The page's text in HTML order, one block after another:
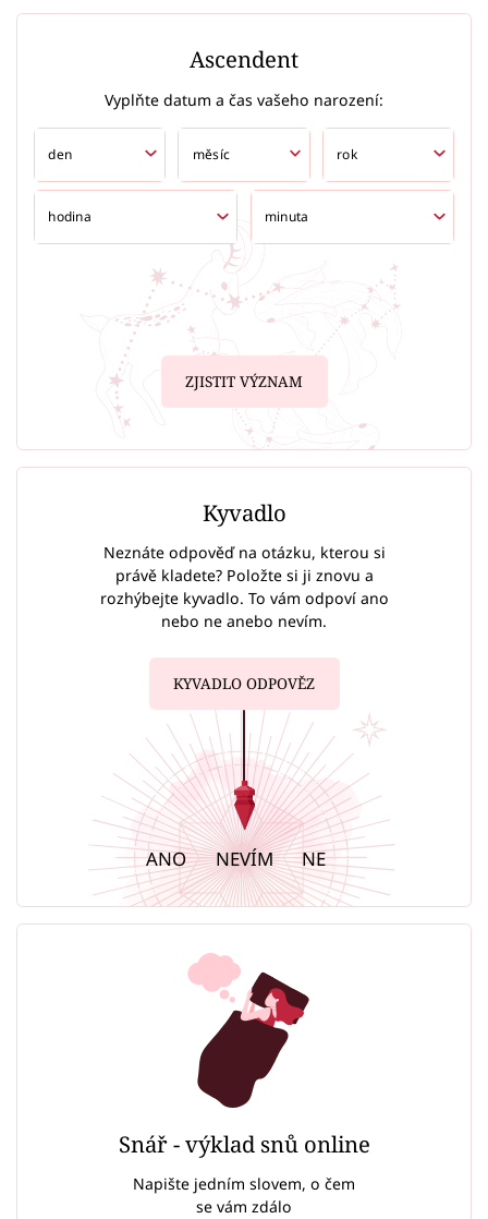
Ascendent
Vyplňte datum a čas vašeho narození:
ZJISTIT VÝZNAM
Kyvadlo
Neznáte odpověď na otázku, kterou si
právě kladete? Položte si ji znovu a
rozhýbejte kyvadlo. To vám odpoví ano
nebo ne anebo nevím.
KYVADLO ODPOVĚZ
ANO NEVÍM NE
Snář - výklad snů online
Napište jedním slovem, o čem
se vám zdálo